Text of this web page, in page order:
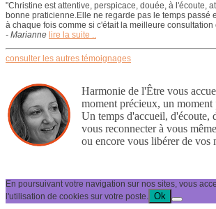
"Christine est attentive, perspicace, douée, à l'écoute,
bonne praticienne.Elle ne regarde pas le temps passé
à chaque fois comme si c'était la meilleure consultation
- Marianne lire la suite ..
consulter les autres témoignages
Harmonie de l'Être vous
moment précieux, un moment
Un temps d'accueil, d'écoute,
vous reconnecter à vous
ou encore vous libérer de vos
En poursuivant votre navigation sur nos sites, vous
l'utilisation de cookies sur votre poste. Ok